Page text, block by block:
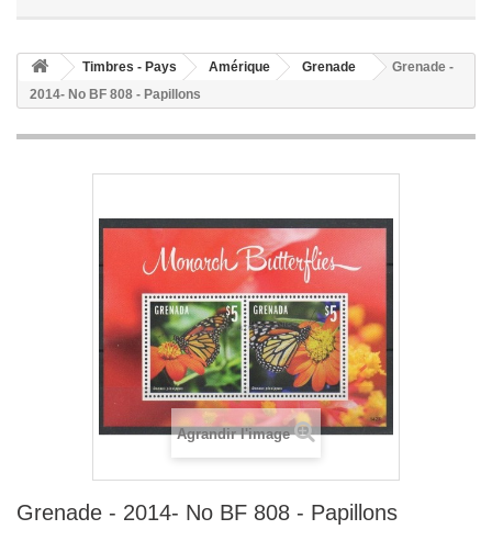
Timbres - Pays Amérique Grenade
Grenade -
2014- No BF 808 - Papillons
Agrandir l'image
Grenade - 2014- No BF 808 - Papillons